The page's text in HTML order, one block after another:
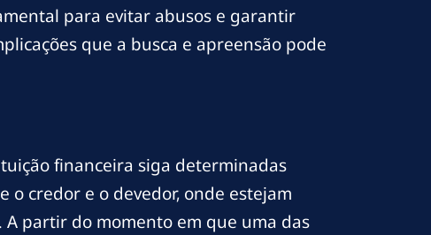
para evitar abusos e garantir
que a busca e apreensão pode
financeira siga determinadas
credor e o devedor, onde estejam
partir do momento em que uma das